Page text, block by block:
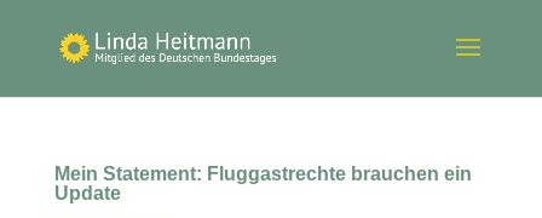
Mein Statement: Fluggastrechte brauchen ein
Update